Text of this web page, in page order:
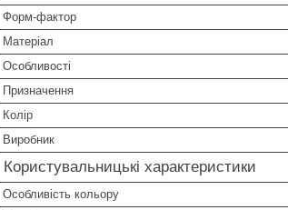
Форм-фактор
Матеріал
Особливості
Призначення
Колір
Виробник
Користувальницькі характеристики
Особливість кольору